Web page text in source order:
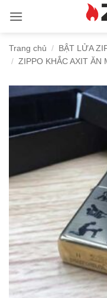
qua
dungTrang chủ / BẬT LỬA
/ ZIPPO KHẮC AXIT ĂN